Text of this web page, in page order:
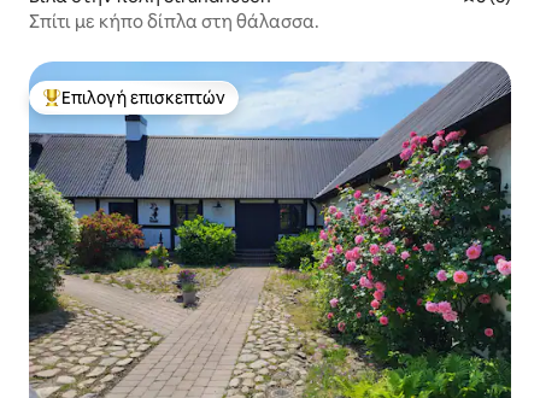
Σπίτι με κήπο δίπλα στη θάλασσα.
Κορυφαία επιλογή επισκεπτών
Επιλογή επισκεπτών